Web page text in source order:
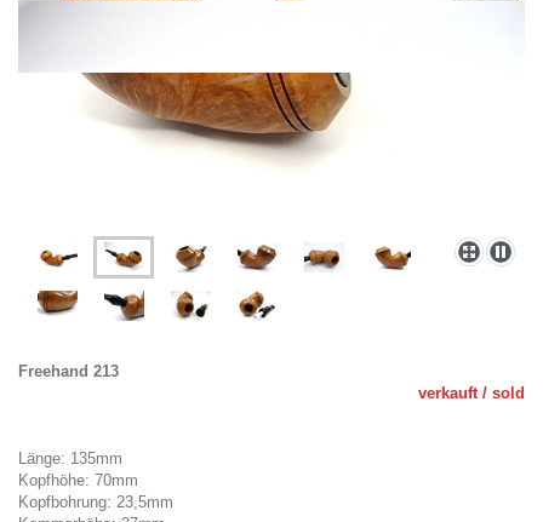
Freehand 213
verkauft / sold
Länge: 135mm
Kopfhöhe: 70mm
Kopfbohrung: 23,5mm